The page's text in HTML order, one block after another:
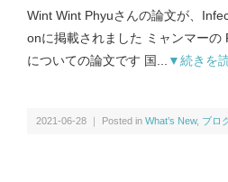
アクセス｜
Wint Wint Phyuさんの論文が、
onに掲載されました ミャンマーの
についての論文です 国...
▼続きを
2021-06-28 ｜ Posted in What’s New, ブロ